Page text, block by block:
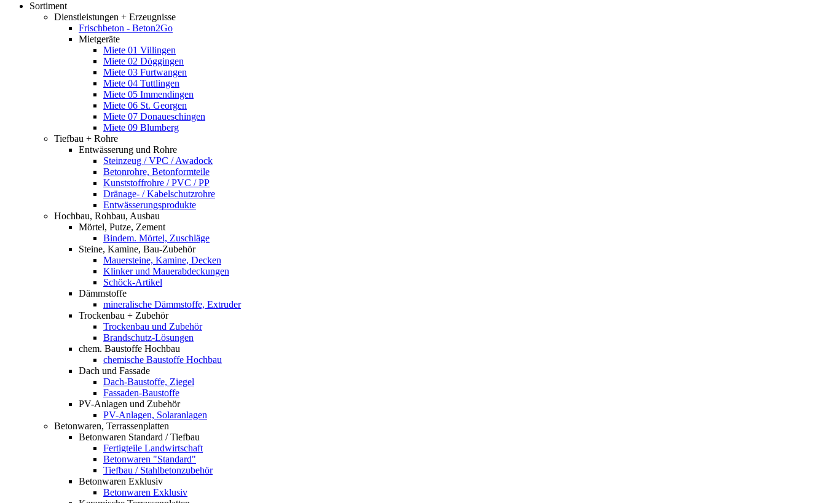
Sortiment
Dienstleistungen + Erzeugnisse
Frischbeton - Beton2Go
Mietgeräte
Miete 01 Villingen
Miete 02 Döggingen
Miete 03 Furtwangen
Miete 04 Tuttlingen
Miete 05 Immendingen
Miete 06 St. Georgen
Miete 07 Donaueschingen
Miete 09 Blumberg
Tiefbau + Rohre
Entwässerung und Rohre
Steinzeug / VPC / Awadock
Betonrohre, Betonformteile
Kunststoffrohre / PVC / PP
Dränage- / Kabelschutzrohre
Entwässerungsprodukte
Hochbau, Rohbau, Ausbau
Mörtel, Putze, Zement
Bindem. Mörtel, Zuschläge
Steine, Kamine, Bau-Zubehör
Mauersteine, Kamine, Decken
Klinker und Mauerabdeckungen
Schöck-Artikel
Dämmstoffe
mineralische Dämmstoffe, Extruder
Trockenbau + Zubehör
Trockenbau und Zubehör
Brandschutz-Lösungen
chem. Baustoffe Hochbau
chemische Baustoffe Hochbau
Dach und Fassade
Dach-Baustoffe, Ziegel
Fassaden-Baustoffe
PV-Anlagen und Zubehör
PV-Anlagen, Solaranlagen
Betonwaren, Terrassenplatten
Betonwaren Standard / Tiefbau
Fertigteile Landwirtschaft
Betonwaren "Standard"
Tiefbau / Stahlbetonzubehör
Betonwaren Exklusiv
Betonwaren Exklusiv